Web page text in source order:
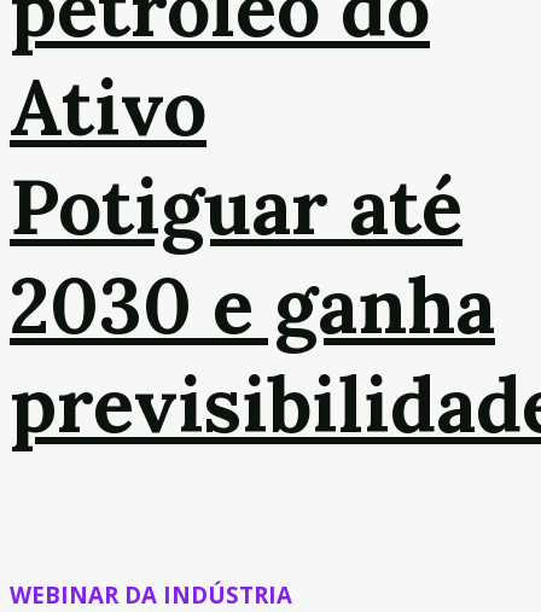
Ativo
Potiguar até
2030 e ganha
WEBINAR DA INDÚSTRIA